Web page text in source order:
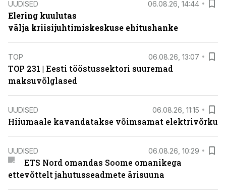
UUDISED 06.08.26, 14:44
Elering kuulutas
välja kriisijuhtimiskeskuse ehitushanke
TOP 06.08.26, 13:07
TOP 231 | Eesti tööstussektori suuremad
maksuvõlglased
UUDISED 06.08.26, 11:15
Hiiumaale kavandatakse võimsamat elektrivõrku
UUDISED 06.08.26, 10:29
ETS Nord omandas Soome omanikega
ettevõttelt jahutusseadmete ärisuuna